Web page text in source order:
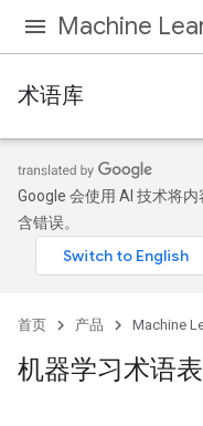
Machine
术语库
Google 会使用 AI 技术将
含错误。
首页 产品 Machine
机器学习术语表